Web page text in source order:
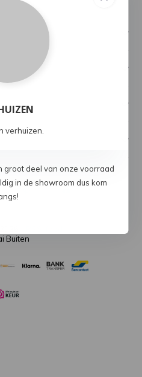
Buiten
verhuizen.
groot deel van onze voorraad
in de showroom dus kom